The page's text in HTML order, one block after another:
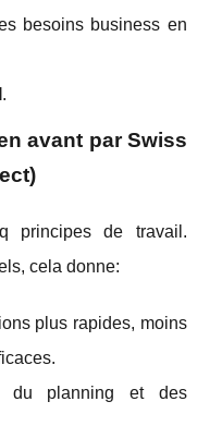
besoins business en
.
avant par Swiss
principes de travail.
cela donne:
plus rapides, moins
du planning et des